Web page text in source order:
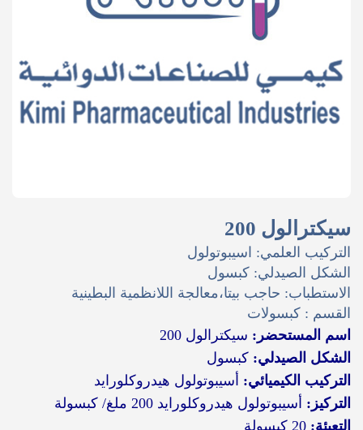
سيكترالول 200
التركيب العلمي: اسيبوتولول
الشكل الصيدلي: كبسول
الاستطباب: حاجب بيتا،معالجة اللانظمية البطينية
القسم : كبسولات
اسم المستحضر: سیكترالول 200
الشكل الصيدلي: كبسول
التركيب الكيميائي: أسيبوتولول هيدروكلورايد
التركيز: أسيبوتولول هيدروكلورايد 200 ملغ/ كبسولة
التعبئة: 20 كبسولة